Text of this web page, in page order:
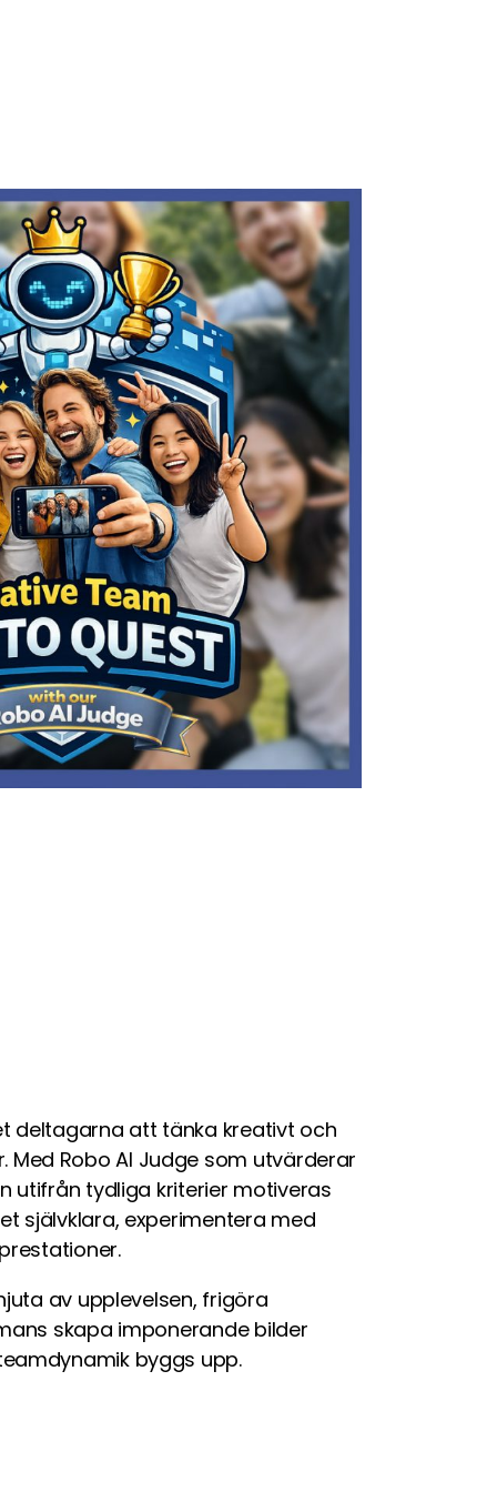
deltagarna att tänka kreativt och
Robo AI Judge som utvärderar
utifrån tydliga kriterier motiveras
självklara, experimentera med
av upplevelsen, frigöra
skapa imponerande bilder
byggs upp.